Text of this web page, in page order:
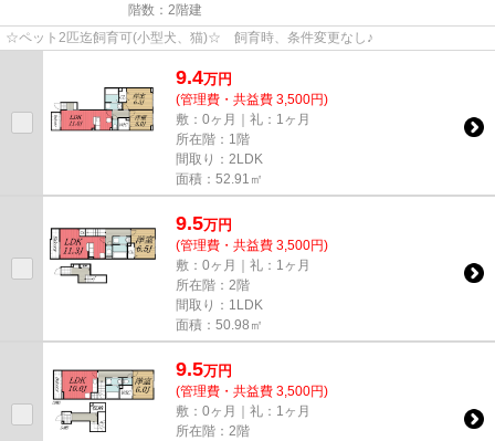
階数：2階建
☆ペット2匹迄飼育可(小型犬、猫)☆ 飼育時、条件変更なし♪
9.4万円
(管理費・共益費 3,500円)
敷：0ヶ月｜礼：1ヶ月
所在階：1階
間取り：2LDK
面積：52.91㎡
9.5万円
(管理費・共益費 3,500円)
敷：0ヶ月｜礼：1ヶ月
所在階：2階
間取り：1LDK
面積：50.98㎡
9.5万円
(管理費・共益費 3,500円)
敷：0ヶ月｜礼：1ヶ月
所在階：2階